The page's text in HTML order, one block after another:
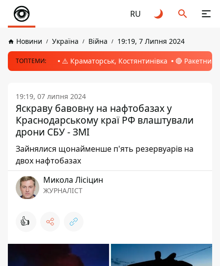
RU
Новини Україна Війна 19:19, 7 Липня 2024
ТОПТЕМИ: ⚠️ Краматорськ, Костянтинівка 🔴 Ракетний
19:19, 07 липня 2024
Яскраву бавовну на нафтобазах у
Краснодарському краї РФ влаштували
дрони СБУ - ЗМІ
Зайнялися щонайменше п'ять резервуарів на
двох нафтобазах
Микола Лісіцин
ЖУРНАЛІСТ
👍